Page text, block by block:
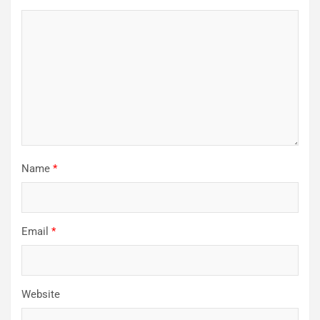
Name *
Email *
Website